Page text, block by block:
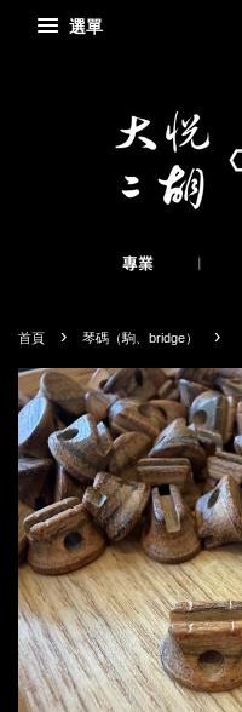
選單
首頁 › 琴碼（駒、bridge） ›